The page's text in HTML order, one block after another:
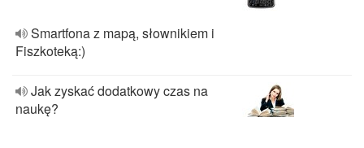
Smartfona z mapą, słownikiem i
Fiszkoteką:)
Jak zyskać dodatkowy czas na
naukę?